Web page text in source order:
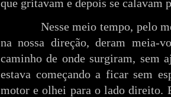
que gritavam e depois se calavam
Nesse meio tempo, pelo
na nossa direção, deram meia-
caminho de onde surgiram, sem
estava começando a ficar sem
motor e olhei para o lado direito.